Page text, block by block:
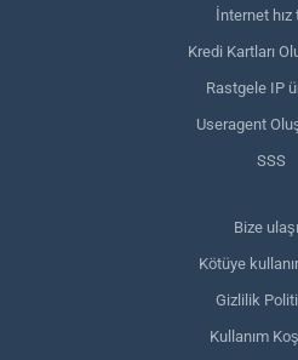
İnternet
Kredi Kartları
Rastgele IP
Useragent
SSS
Bize
Kötüye
Gizlilik
Kullanım